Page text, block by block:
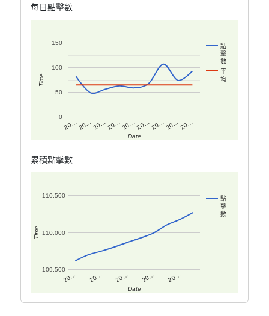
每日點擊數
點
擊
數
平
均
20…20…20…20…20…20…20…20…20…
0
50
100
150
Date
Time
累積點擊數
點
擊
數
20… 20… 20… 20… 20…
109,500
110,000
110,500
Date
Time